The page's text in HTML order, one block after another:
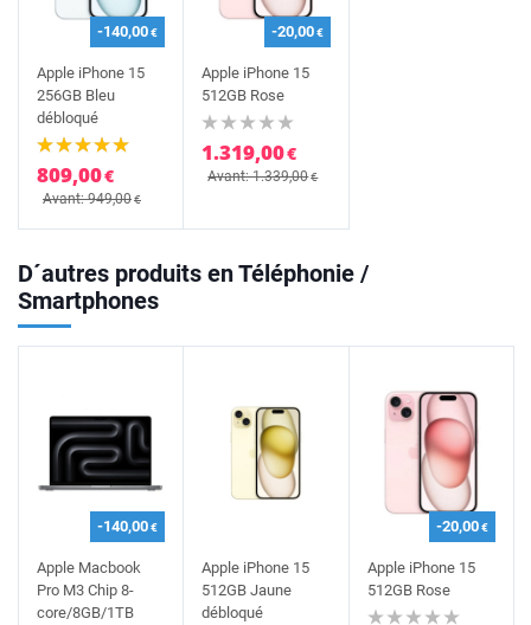
-140,00€
Apple iPhone 15
256GB Bleu
débloqué
809,00€
Avant: 949,00€
-20,00€
Apple iPhone 15
512GB Rose
1.319,00€
Avant: 1.339,00€
D´autres produits en Téléphonie /
Smartphones
-140,00€
Apple Macbook
Pro M3 Chip 8-
core/8GB/1TB
Apple iPhone 15
512GB Jaune
débloqué
-20,00€
Apple iPhone 15
512GB Rose